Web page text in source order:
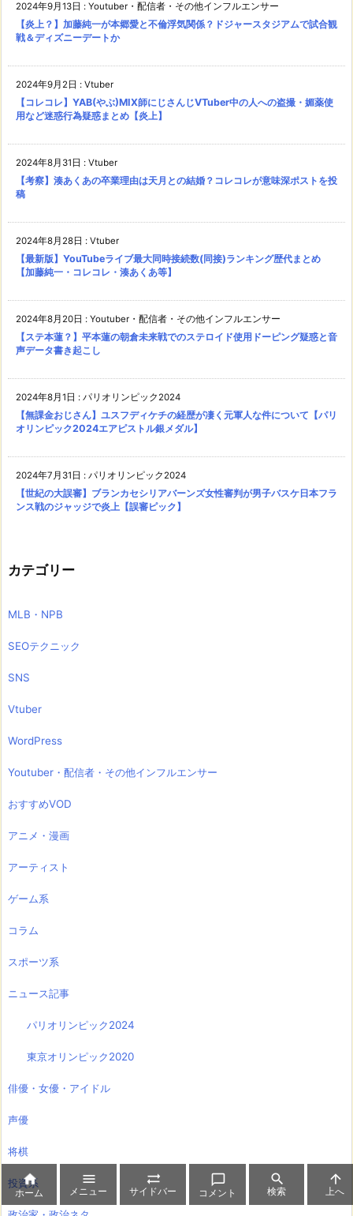
2024年9月13日 : Youtuber・配信者・その他インフルエンサー
【炎上？】加藤純一が本郷愛と不倫浮気関係？ドジャースタジアムで試合観
戦＆ディズニーデートか
2024年9月2日 : Vtuber
【コレコレ】YAB(やぶ)MIX師にじさんじVTuber中の人への盗撮・媚薬使
用など迷惑行為疑惑まとめ【炎上】
2024年8月31日 : Vtuber
【考察】湊あくあの卒業理由は天月との結婚？コレコレが意味深ポストを投
稿
2024年8月28日 : Vtuber
【最新版】YouTubeライブ最大同時接続数(同接)ランキング歴代まとめ
【加藤純一・コレコレ・湊あくあ等】
2024年8月20日 : Youtuber・配信者・その他インフルエンサー
【ステ本蓮？】平本蓮の朝倉未来戦でのステロイド使用ドーピング疑惑と音
声データ書き起こし
2024年8月1日 : パリオリンピック2024
【無課金おじさん】ユスフディケチの経歴が凄く元軍人な件について【パリ
オリンピック2024エアピストル銀メダル】
2024年7月31日 : パリオリンピック2024
【世紀の大誤審】ブランカセシリアバーンズ女性審判が男子バスケ日本フラ
ンス戦のジャッジで炎上【誤審ピック】
カテゴリー
MLB・NPB
SEOテクニック
SNS
Vtuber
WordPress
Youtuber・配信者・その他インフルエンサー
おすすめVOD
アニメ・漫画
アーティスト
ゲーム系
コラム
スポーツ系
ニュース記事
パリオリンピック2024
東京オリンピック2020
俳優・女優・アイドル
声優
将棋
投資系

ホーム

メニュー

サイドバー

コメント

検索

上へ